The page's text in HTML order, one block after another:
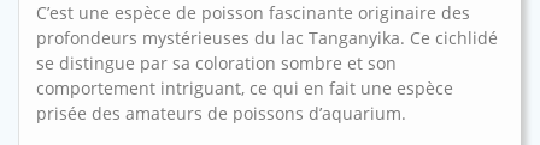
C’est une espèce de poisson fascinante originaire des
profondeurs mystérieuses du lac Tanganyika. Ce cichlidé
se distingue par sa coloration sombre et son
comportement intriguant, ce qui en fait une espèce
prisée des amateurs de poissons d’aquarium.